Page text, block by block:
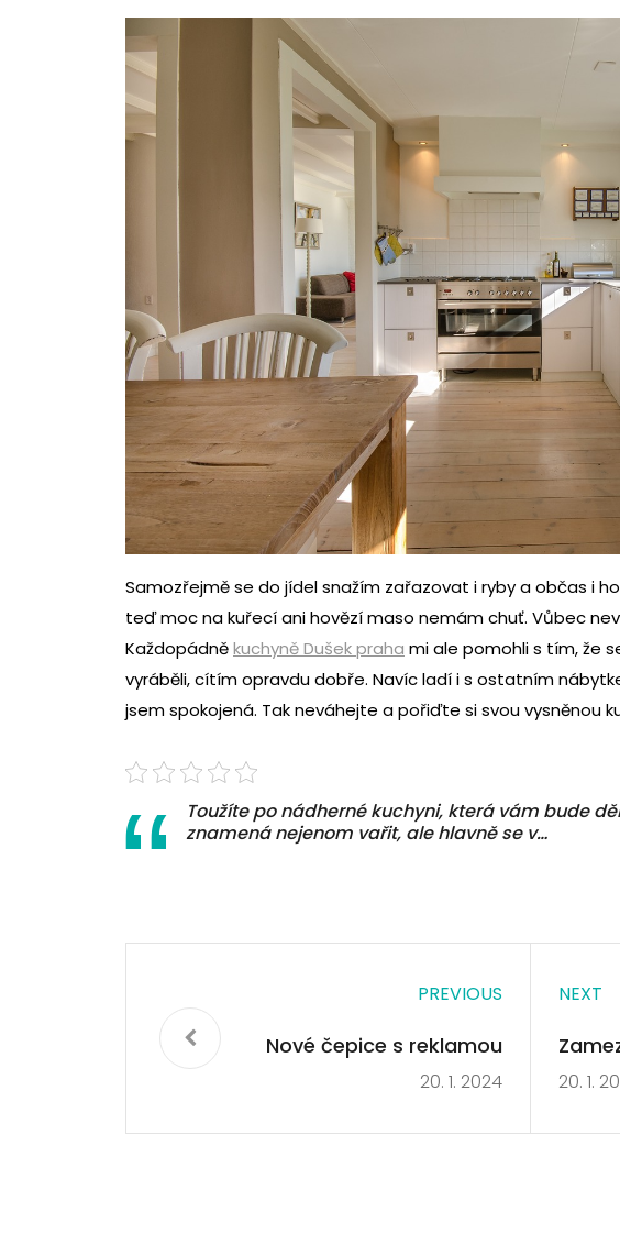
Samozřejmě se do jídel snažím zařazovat i ryby a občas i
teď moc na kuřecí ani hovězí maso nemám chuť. Vůbec
Každopádněkuchyně Dušek praha mi ale pomohli s tím, že
vyráběli, cítím opravdu dobře. Navíc ladí i s ostatním
jsem spokojená. Tak neváhejte a pořiďte si svou vysněnou
Toužíte po nádherné kuchyni, která vám bude
znamená nejenom vařit, ale hlavně se v…
PREVIOUS
Nové čepice s reklamou
20. 1. 2024
NEXT
20. 1.